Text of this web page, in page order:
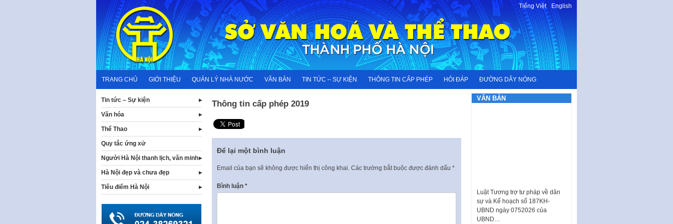
content
Tiếng Việt-English
TRANG CHỦ GIỚI THIỆU QUẢN LÝ NHÀ NƯỚC VĂN BẢN TIN TỨC – SỰ KIỆN THÔNG TIN CẤP PHÉP HỎI ĐÁP ĐƯỜNG DÂY NÓNG
Thông tin cấp phép 2019
Để lại một bình luận
Email của bạn sẽ không được hiển thị công khai. Các trường bắt buộc được đánh dấu *
Bình luận *
Tin tức – Sự kiện
Văn hóa
Thể Thao
Quy tắc ứng xử
Người Hà Nội thanh lịch, văn minh
Hà Nội đẹp và chưa đẹp
Tiêu điểm Hà Nội
VĂN BẢN
sự và Kế hoạch số 187KH-
UBND ngày 0752026 của
UBND…